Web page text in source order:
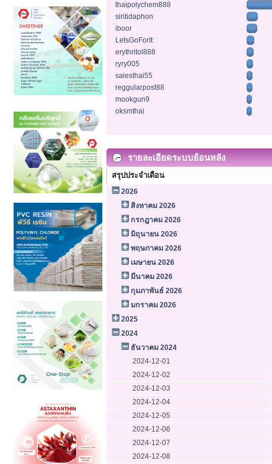
thaipolychem888
siritidaphon
iboor
LetsGoForIt
erythritol888
ryry005
salesthai55
reggularpost88
mookgun9
oksmthai
รายละเอียดระบบย้อนหลัง
สรุปประจำเดือน
2026
สิงหาคม 2026
กรกฎาคม 2026
มิถุนายน 2026
พฤษภาคม 2026
เมษายน 2026
มีนาคม 2026
กุมภาพันธ์ 2026
มกราคม 2026
2025
2024
ธันวาคม 2024
2024-12-01
2024-12-02
2024-12-03
2024-12-04
2024-12-05
2024-12-06
2024-12-07
2024-12-08